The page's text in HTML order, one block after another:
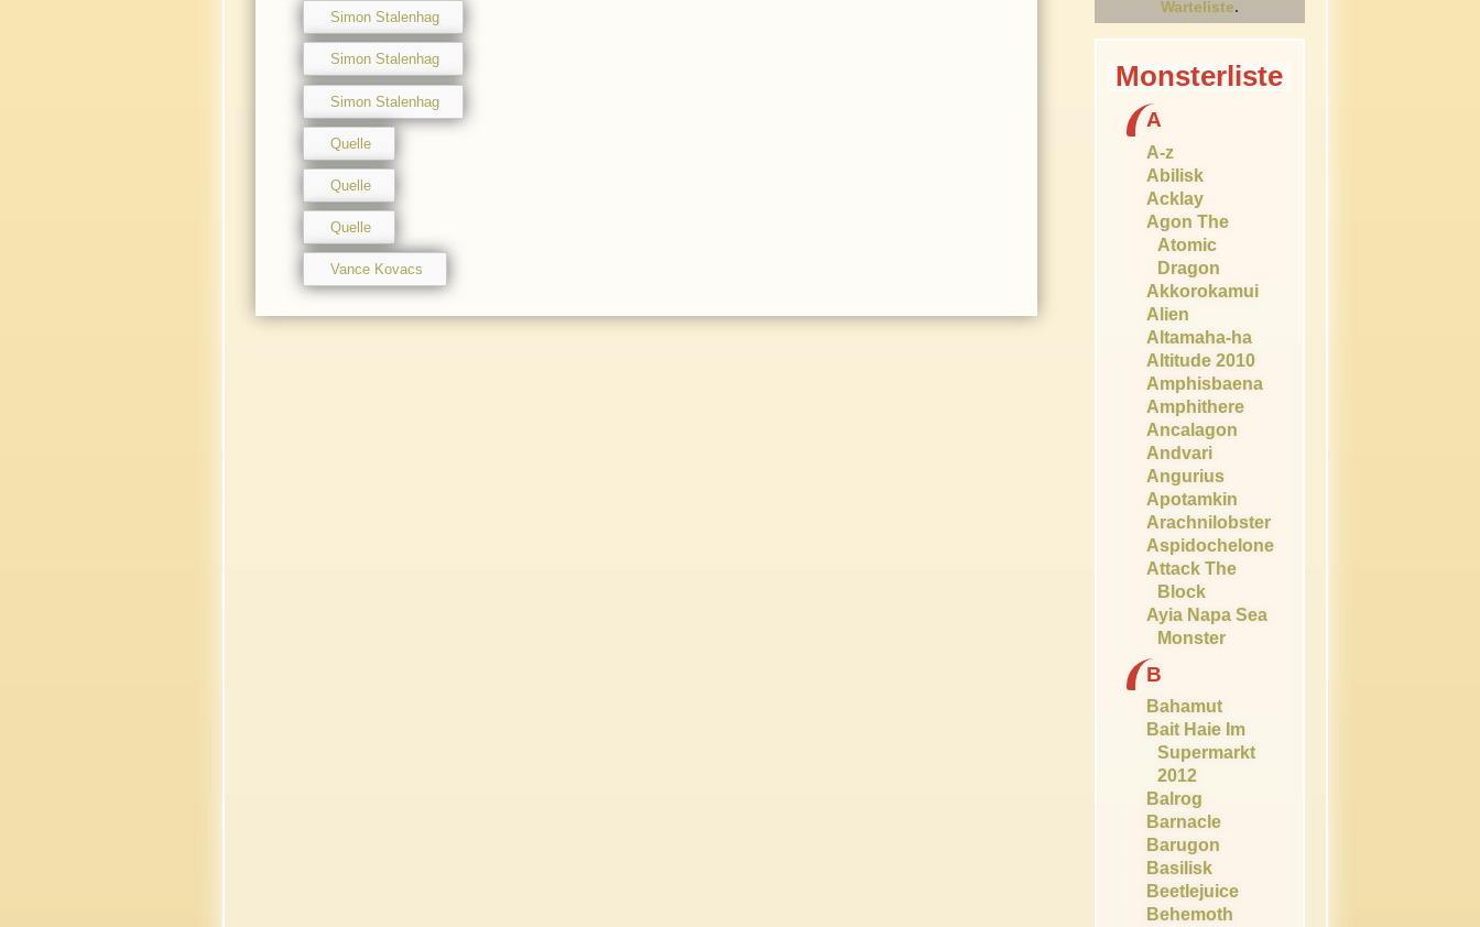
Simon Stalenhag
Simon Stalenhag
Simon Stalenhag
Quelle
Quelle
Quelle
Vance Kovacs
Warteliste.
Monsterliste
A
A-z
Abilisk
Acklay
Agon The
Atomic
Dragon
Akkorokamui
Alien
Altamaha-ha
Altitude 2010
Amphisbaena
Amphithere
Ancalagon
Andvari
Angurius
Apotamkin
Arachnilobster
Aspidochelone
Attack The
Block
Ayia Napa Sea
Monster
B
Bahamut
Bait Haie Im
Supermarkt
2012
Balrog
Barnacle
Barugon
Basilisk
Beetlejuice
Behemoth